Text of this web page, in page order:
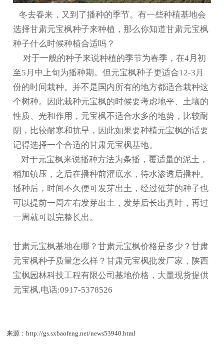
冬去春来，又到了播种的季节。有一些种植基地会
选择甘肃元宝枫种子来种植，那么你知道甘肃元宝枫
种子什么时候种植合适吗？
对于一般的种子来说种植的季节为春季，在4月初
至5月中上旬为播种期。但元宝枫种子更适合12-3月
份的时间栽种。并不是国内所有的地方都适合栽种这
个树种。因此栽种元宝枫的时候要考虑地平、土壤的
性质、光和作用，元宝枫不适合水多的地势，比较耐
阴，比较耐寒和抗旱，因此如果要种植元宝枫的话要
记得选择一个合适的甘肃元宝枫基地。
对于元宝枫来说播种方法为条播，覆适量的泥土，
稍加镇压，之后在播种前灌底水，待水渗透后播种。
播种后，时间不久便可发芽出土，经过催芽的种子也
可以提前一周左右发芽出土，发芽后长出真叶，再过
一周就可以完整长出。
甘肃元宝枫基地在哪？甘肃元宝枫价格是多少？甘肃
元宝枫种子质量怎么样？甘肃元宝枫批发厂家，陕西
宝枫园林科技工程有限公司基地价格，大量现货提供
元宝枫,电话:0917-5378526
来源：http://gs.sxbaofeng.net/news53940.html